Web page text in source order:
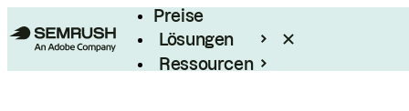
Preise
Lösungen
Ressourcen